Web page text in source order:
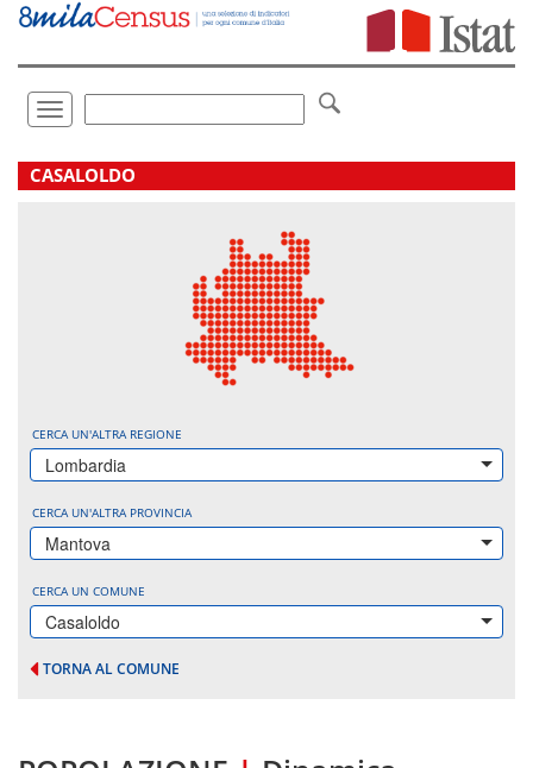
Vai
direttamente
Toggle
navigation
.
CASALOLDO
CERCA UN'ALTRA REGIONE
Lombardia
CERCA UN'ALTRA PROVINCIA
Mantova
CERCA UN COMUNE
Casaloldo
TORNA AL COMUNE